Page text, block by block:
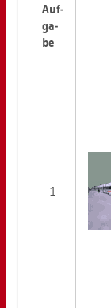
Auf­
ga­
be
1